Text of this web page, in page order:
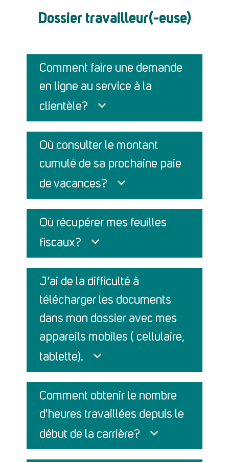
Dossier travailleur(-euse)
Comment faire une demande
en ligne au service à la
clientèle?
Où consulter le montant
cumulé de sa prochaine paie
de vacances?
Où récupérer mes feuilles
fiscaux?
J’ai de la difficulté à
télécharger les documents
dans mon dossier avec mes
appareils mobiles ( cellulaire,
tablette).
Comment obtenir le nombre
d'heures travaillées depuis le
début de la carrière?